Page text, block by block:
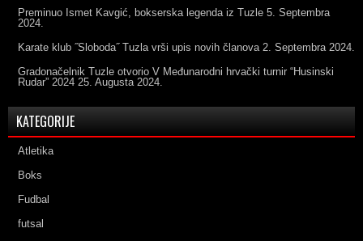
Preminuo Ismet Kavgić, bokserska legenda iz Tuzle 5. Septembra
2024.
Karate klub ˝Sloboda˝ Tuzla vrši upis novih članova 2. Septembra 2024.
Gradonačelnik Tuzle otvorio V Međunarodni hrvački turnir “Husinski
Rudar” 2024 25. Augusta 2024.
KATEGORIJE
Atletika
Boks
Fudbal
futsal